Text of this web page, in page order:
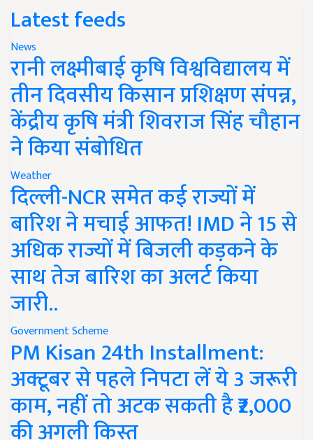
Latest feeds
News
रानी लक्ष्मीबाई कृषि विश्वविद्यालय में
तीन दिवसीय किसान प्रशिक्षण संपन्न,
केंद्रीय कृषि मंत्री शिवराज सिंह चौहान
ने किया संबोधित
Weather
दिल्ली-NCR समेत कई राज्यों में
बारिश ने मचाई आफत! IMD ने 15 से
अधिक राज्यों में बिजली कड़कने के
साथ तेज बारिश का अलर्ट किया
जारी..
Government Scheme
PM Kisan 24th Installment:
अक्टूबर से पहले निपटा लें ये 3 जरूरी
काम, नहीं तो अटक सकती है ₹2,000
की अगली किस्त